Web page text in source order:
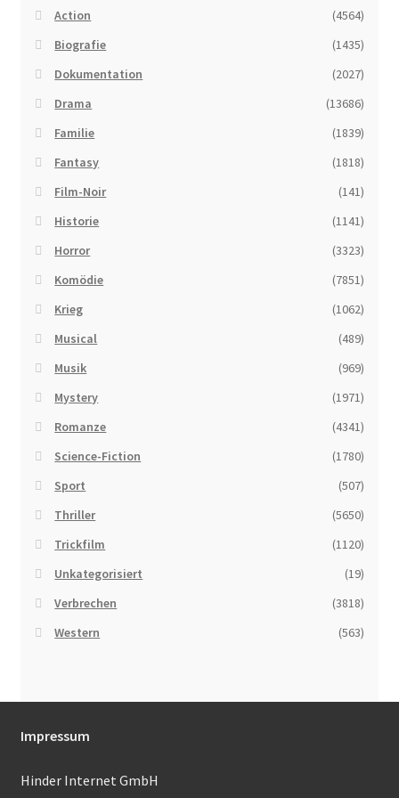
Action
(4564)
Biografie
(1435)
Dokumentation
(2027)
Drama
(13686)
Familie
(1839)
Fantasy
(1818)
Film-Noir
(141)
Historie
(1141)
Horror
(3323)
Komödie
(7851)
Krieg
(1062)
Musical
(489)
Musik
(969)
Mystery
(1971)
Romanze
(4341)
Science-Fiction
(1780)
Sport
(507)
Thriller
(5650)
Trickfilm
(1120)
Unkategorisiert
(19)
Verbrechen
(3818)
Western
(563)
Impressum
Hinder Internet GmbH